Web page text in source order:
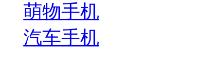
萌物手机
汽车手机